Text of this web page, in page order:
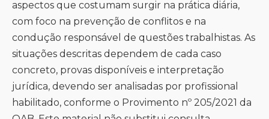
aspectos que costumam surgir na prática diária,
com foco na prevenção de conflitos e na
condução responsável de questões trabalhistas. As
situações descritas dependem de cada caso
concreto, provas disponíveis e interpretação
jurídica, devendo ser analisadas por profissional
habilitado, conforme o Provimento nº 205/2021 da